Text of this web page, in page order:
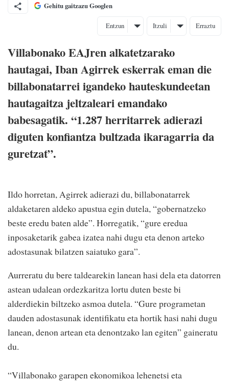
Gehitu gaitzazu Googlen
Entzun Itzuli Erraztu
Villabonako EAJren alkatetzarako
hautagai, Iban Agirrek eskerrak eman die
billabonatarrei igandeko hauteskundeetan
hautagaitza jeltzaleari emandako
babesagatik. “1.287 herritarrek adierazi
diguten konfiantza bultzada ikaragarria da
guretzat”.
Ildo horretan, Agirrek adierazi du, billabonatarrek
aldaketaren aldeko apustua egin dutela, “gobernatzeko
beste eredu baten alde”. Horregatik, “gure eredua
inposaketarik gabea izatea nahi dugu eta denon arteko
adostasunak bilatzen saiatuko gara”.
Aurreratu du bere taldearekin lanean hasi dela eta datorren
astean udalean ordezkaritza lortu duten beste bi
alderdiekin biltzeko asmoa dutela. “Gure programetan
dauden adostasunak identifikatu eta hortik hasi nahi dugu
lanean, denon artean eta denontzako lan egiten” gaineratu
du.
“Villabonako garapen ekonomikoa lehenetsi eta